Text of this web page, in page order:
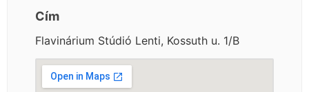
Cím
Flavinárium Stúdió Lenti, Kossuth u. 1/B